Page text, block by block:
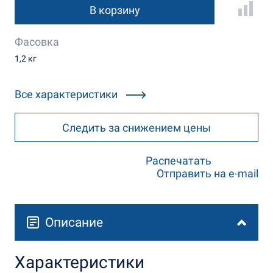
В корзину
Фасовка
1,2 кг
Все характеристики
Следить за снижением цены
Распечатать
Отправить на e-mail
Описание
Характеристики